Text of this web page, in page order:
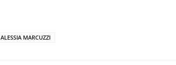
ALESSIA MARCUZZI